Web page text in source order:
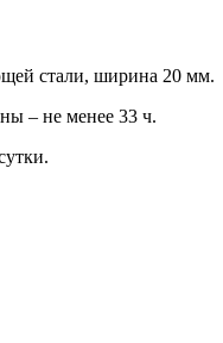
стали, ширина 20 мм.
– не менее 33 ч.